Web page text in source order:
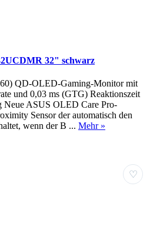
32" schwarz
QD-OLED-Gaming-Monitor mit
und 0,03 ms (GTG) Reaktionszeit
Neue ASUS OLED Care Pro-
Sensor der automatisch den
wenn der B ... Mehr »
♡